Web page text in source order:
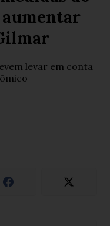
aumentar
levar em conta